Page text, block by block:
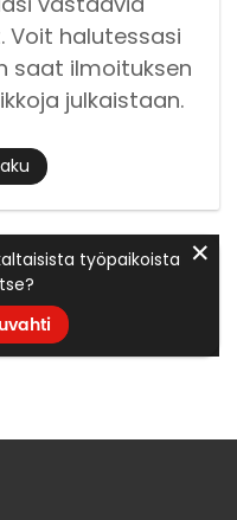
Voit halutessasi
saat ilmoituksen
julkaistaan.
työpaikoista ✕